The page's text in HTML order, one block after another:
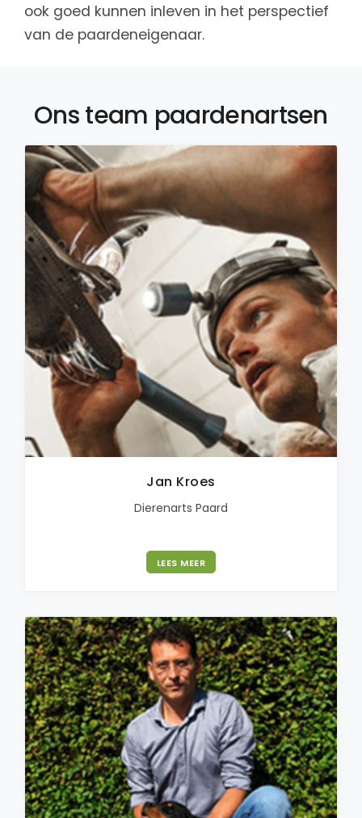
ook goed kunnen inleven in het perspectief
van de paardeneigenaar.
Ons team paardenartsen
Jan Kroes
Dierenarts Paard
LEES MEER